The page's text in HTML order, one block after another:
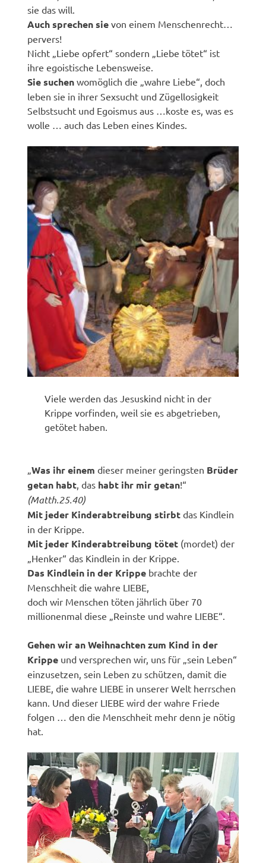
sie das will.
Auch sprechen sievon einem Menschenrecht…
pervers!
Nicht „Liebe opfert“ sondern „Liebe tötet“ ist
ihre egoistische Lebensweise.
Sie suchenwomöglich die „wahre Liebe“, doch
leben sie in ihrer Sexsucht und Zügellosigkeit
Selbstsucht und Egoismus aus …koste es, was es
wolle … auch das Leben eines Kindes.
Viele werden das Jesuskind nicht in der
Krippe vorfinden, weil sie es abgetrieben,
getötet haben.
„Was ihr einem dieser meiner geringsten Brüder
getan habt , das habt ihr mir getan!“
(Matth.25.40)
Mit jeder Kinderabtreibung stirbtdas Kindlein
in der Krippe.
Mit jeder Kinderabtreibung tötet (mordet) der
„Henker“ das Kindlein in der Krippe.
Das Kindlein in der Krippe brachte der
Menschheit die wahre LIEBE,
doch wir Menschen töten jährlich über 70
millionenmal diese „Reinste und wahre LIEBE“.
Gehen wir an Weihnachten zum Kind in der
Krippe und versprechen wir, uns für „sein Leben“
einzusetzen, sein Leben zu schützen, damit die
LIEBE, die wahre LIEBE in unserer Welt herrschen
kann. Und dieser LIEBE wird der wahre Friede
folgen … den die Menschheit mehr denn je nötig
hat.